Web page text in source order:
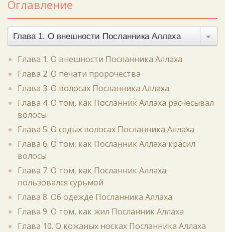
Оглавление
Глава 1. О внешности Посланника Аллаха
Глава 1. О внешности Посланника Аллаха
Глава 2. О печати пророчества
Глава 3. О волосах Посланника Аллаха
Глава 4. О том, как Посланник Аллаха расчёсывал
волосы
Глава 5. О седых волосах Посланника Аллаха
Глава 6. О том, как Посланник Аллаха красил
волосы
Глава 7. О том, как Посланник Аллаха
пользовался сурьмой
Глава 8. Об одежде Посланника Аллаха
Глава 9. О том, как жил Посланник Аллаха
Глава 10. О кожаных носках Посланника Аллаха